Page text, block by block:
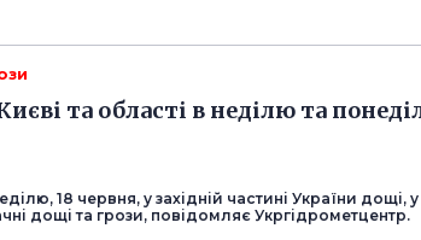
та області в неділю та
18 червня, у західній частині України дощі,
дощі та грози, повідомляє Укргідрометцентр.